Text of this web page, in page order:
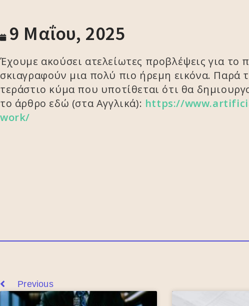
9 Μαΐου, 2025
Έχουμε ακούσει ατελείωτες προβλέψεις για
σκιαγραφούν μια πολύ πιο ήρεμη εικόνα. Παρά
τεράστιο κύμα που υποτίθεται ότι θα
το άρθρο εδώ (στα Αγγλικά): https://
work/
Previous